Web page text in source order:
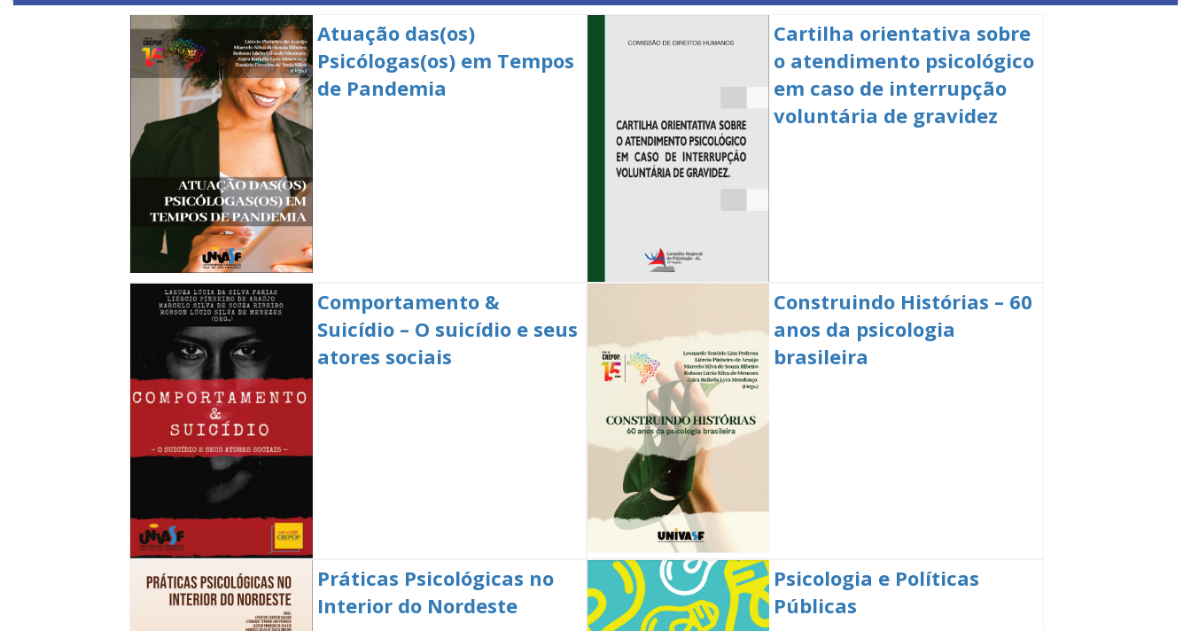
Atuação das(os)
Psicólogas(os) em Tempos
de Pandemia
Cartilha orientativa sobre
o atendimento psicológico
em caso de interrupção
voluntária de gravidez
Comportamento &
Suicídio – O suicídio e seus
atores sociais
Construindo Histórias – 60
anos da psicologia
brasileira
Práticas Psicológicas no
Interior do Nordeste
Psicologia e Políticas
Públicas